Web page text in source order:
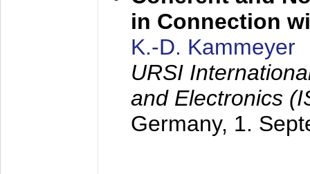
in Connection
K.-D. Kammeyer
URSI
and Electronics
Germany, 1.